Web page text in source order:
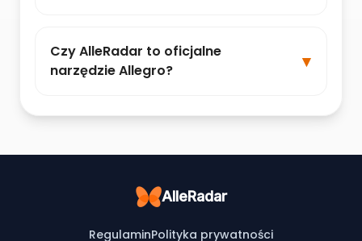
Czy AlleRadar to oficjalne
narzędzie Allegro?
AlleRadar
RegulaminPolityka prywatności